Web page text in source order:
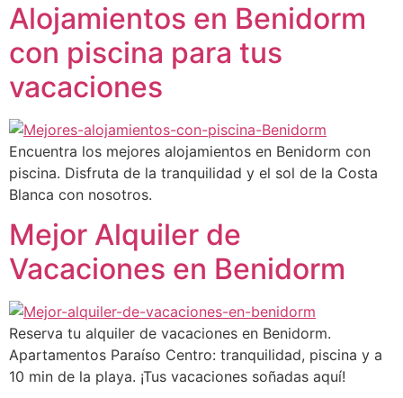
Alojamientos en Benidorm
con piscina para tus
vacaciones
Encuentra los mejores alojamientos en Benidorm con
piscina. Disfruta de la tranquilidad y el sol de la Costa
Blanca con nosotros.
Mejor Alquiler de
Vacaciones en Benidorm
Reserva tu alquiler de vacaciones en Benidorm.
Apartamentos Paraíso Centro: tranquilidad, piscina y a
10 min de la playa. ¡Tus vacaciones soñadas aquí!